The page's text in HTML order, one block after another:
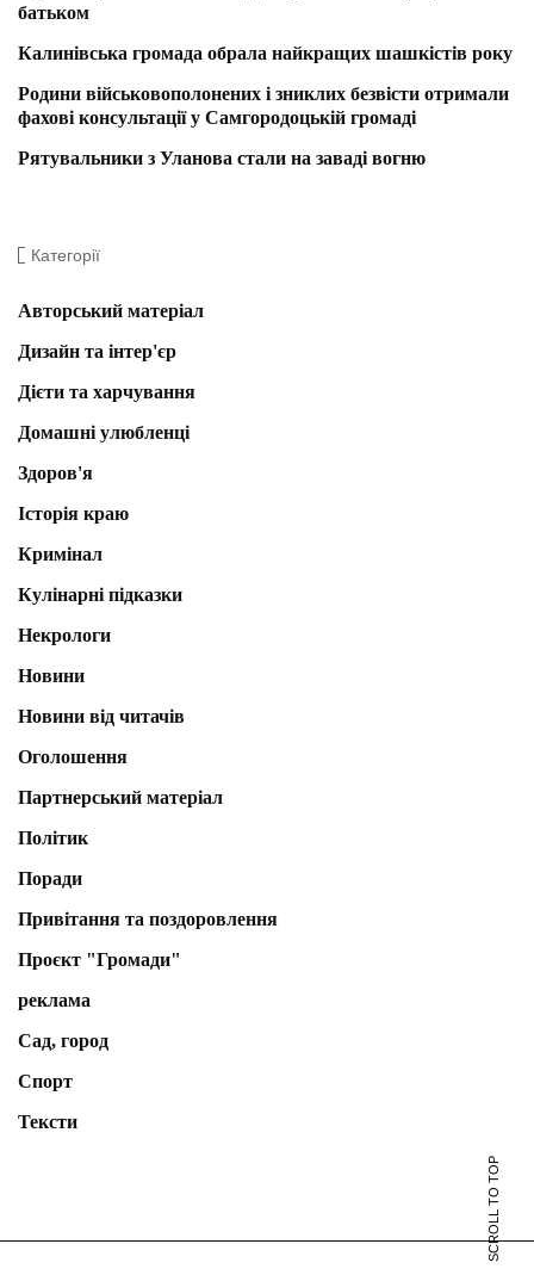
батьком
Калинівська громада обрала найкращих шашкістів року
Родини військовополонених і зниклих безвісти отримали
фахові консультації у Самгородоцькій громаді
Рятувальники з Уланова стали на заваді вогню
Категорії
Авторський матеріал
Дизайн та інтер'єр
Дієти та харчування
Домашні улюбленці
Здоров'я
Історія краю
Кримінал
Кулінарні підказки
Некрологи
Новини
Новини від читачів
Оголошення
Партнерський матеріал
Політик
Поради
Привітання та поздоровлення
Проєкт "Громади"
реклама
Сад, город
Спорт
Тексти
SCROLL TO TOP